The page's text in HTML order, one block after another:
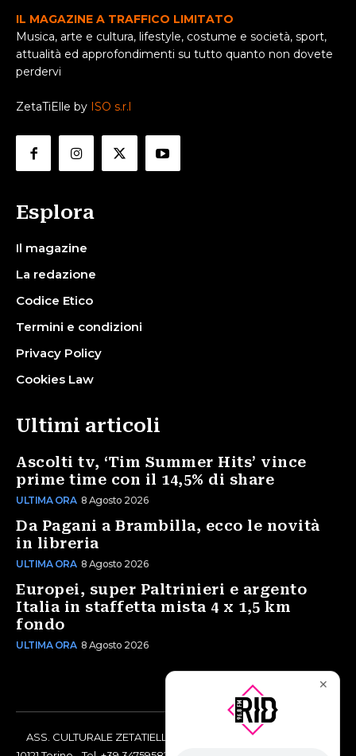
IL MAGAZINE A TRAFFICO LIMITATO
Musica, arte e cultura, lifestyle, costume e società, sport,
attualità ed approfondimenti su tutto quanto non dovete
perdervi
ZetaTiElle by ISO s.r.l
Esplora
Il magazine
La redazione
Codice Etico
Termini e condizioni
Privacy Policy
Cookies Law
Ultimi articoli
Ascolti tv, ‘Tim Summer Hits’ vince
prime time con il 14,5% di share
ULTIMA ORA 8 Agosto 2026
Da Pagani a Brambilla, ecco le novità
in libreria
ULTIMA ORA 8 Agosto 2026
Europei, super Paltrinieri e argento
Italia in staffetta mista 4 x 1,5 km
fondo
ULTIMA ORA 8 Agosto 2026
ASS. CULTURALE ZETATIELLE OFF via Vittorio Amedeo II, 21 -
✕